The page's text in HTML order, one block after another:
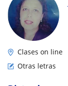
Clases on line
Otras letras